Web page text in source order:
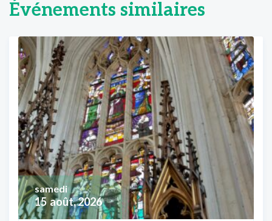
Événements similaires
15 août, 2026
samedi